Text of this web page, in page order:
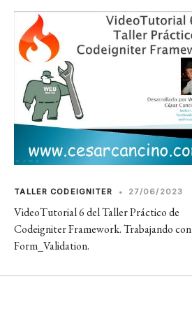
TALLER CODEIGNITER • 27/06/2023
VideoTutorial 6 del Taller Práctico de
Codeigniter Framework. Trabajando con
Form_Validation.